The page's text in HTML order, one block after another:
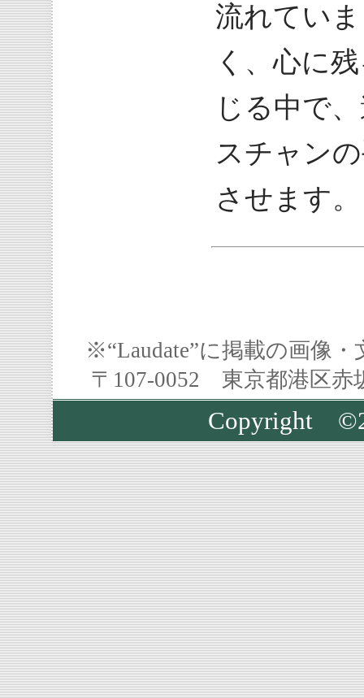
流れてい
く、心に
じる中で
スチャン
させます。
※“Laudate”に掲載の画像
〒107-0052 東京都港区
Copyright